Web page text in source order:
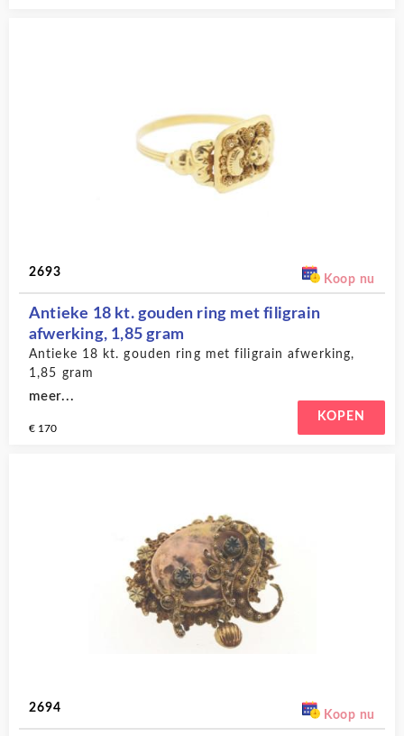
2693
Koop nu
Antieke 18 kt. gouden ring met filigrain
afwerking, 1,85 gram
Antieke 18 kt. gouden ring met filigrain afwerking,
1,85 gram
meer...
€ 170
KOPEN
2694
Koop nu